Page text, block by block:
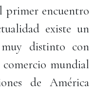
primer encuentro
existe un
muy distinto con
mundial
de América